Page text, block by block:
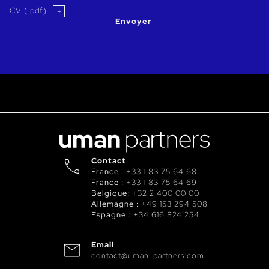
CV (.pdf)
Envoyer
Contact
France : +33 1 83 75 64 68
France : +33 1 83 75 64 69
Belgique: +32 2 400 00 00
Allemagne : +49 153 294 508
Espagne : +34 616 824 254
Email
contact@uman-partners.com